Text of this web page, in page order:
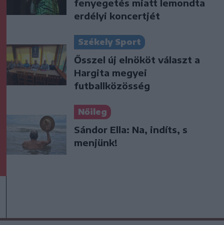
fenyegetés miatt lemondta
erdélyi koncertjét
Székely Sport
Ősszel új elnököt választ a
Hargita megyei
futballközösség
Nőileg
Sándor Ella: Na, indíts, s
menjünk!